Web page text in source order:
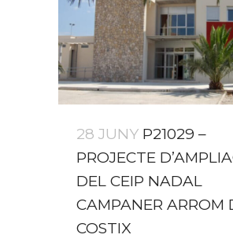
28 JUNY P21029 –
PROJECTE
DEL CEIP NADAL
CAMPANER ARROM
COSTIX